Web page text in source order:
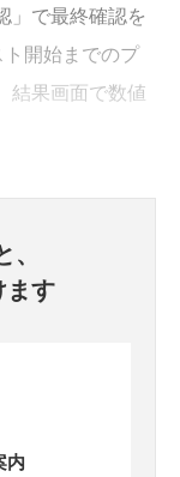
」で最終確認を
開始までのプ
結果画面で数値
ます
内